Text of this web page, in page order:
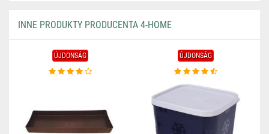
INNE PRODUKTY PRODUCENTA 4-HOME
ÚJDONSÁG ÚJDONSÁG